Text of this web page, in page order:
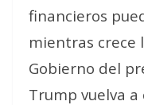
financieros
mientras crece
Gobierno del
Trump vuelva